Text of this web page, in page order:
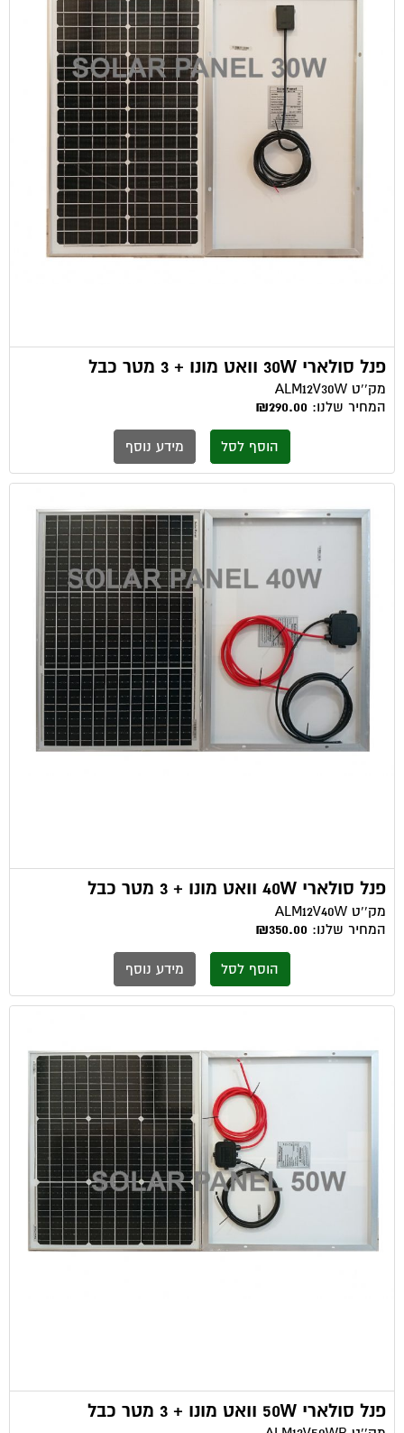
פנל סולארי 30W וואט מונו + 3 מטר כבל
מק''ט ALM12V30W
המחיר שלנו: ₪290.00
הוסף לסל מידע נוסף
פנל סולארי 40W וואט מונו + 3 מטר כבל
מק''ט ALM12V40W
המחיר שלנו: ₪350.00
הוסף לסל מידע נוסף
פנל סולארי 50W וואט מונו + 3 מטר כבל